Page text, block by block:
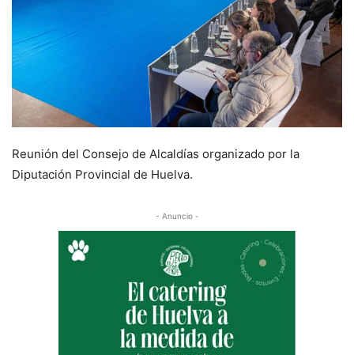
Reunión del Consejo de Alcaldías organizado por la
Diputación Provincial de Huelva.
- Anuncio -